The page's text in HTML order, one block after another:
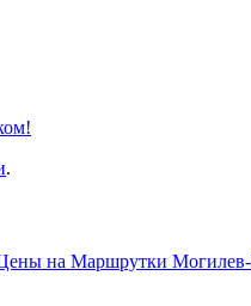
.
на Маршрутки